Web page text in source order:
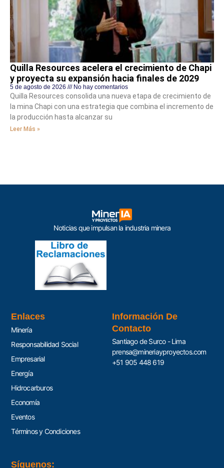
Quilla Resources acelera el crecimiento de Chapi
y proyecta su expansión hacia finales de 2029
5 de agosto de 2026 No hay comentarios
Quilla Resources consolida una nueva etapa de crecimiento de
la mina Chapi con una estrategia que combina el incremento de
la producción hasta alcanzar su
Leer Más »
Noticias que impulsan la industria minera
Enlaces
Minería
Responsabilidad Social
Empresarial
Energía
Hidrocarburos
Economía
Eventos
Términos y Condiciones
Información De
Contacto
Santiago de Surco - Lima
prensa@mineriayproyectos.com
+51 905 448 619
Síguenos: